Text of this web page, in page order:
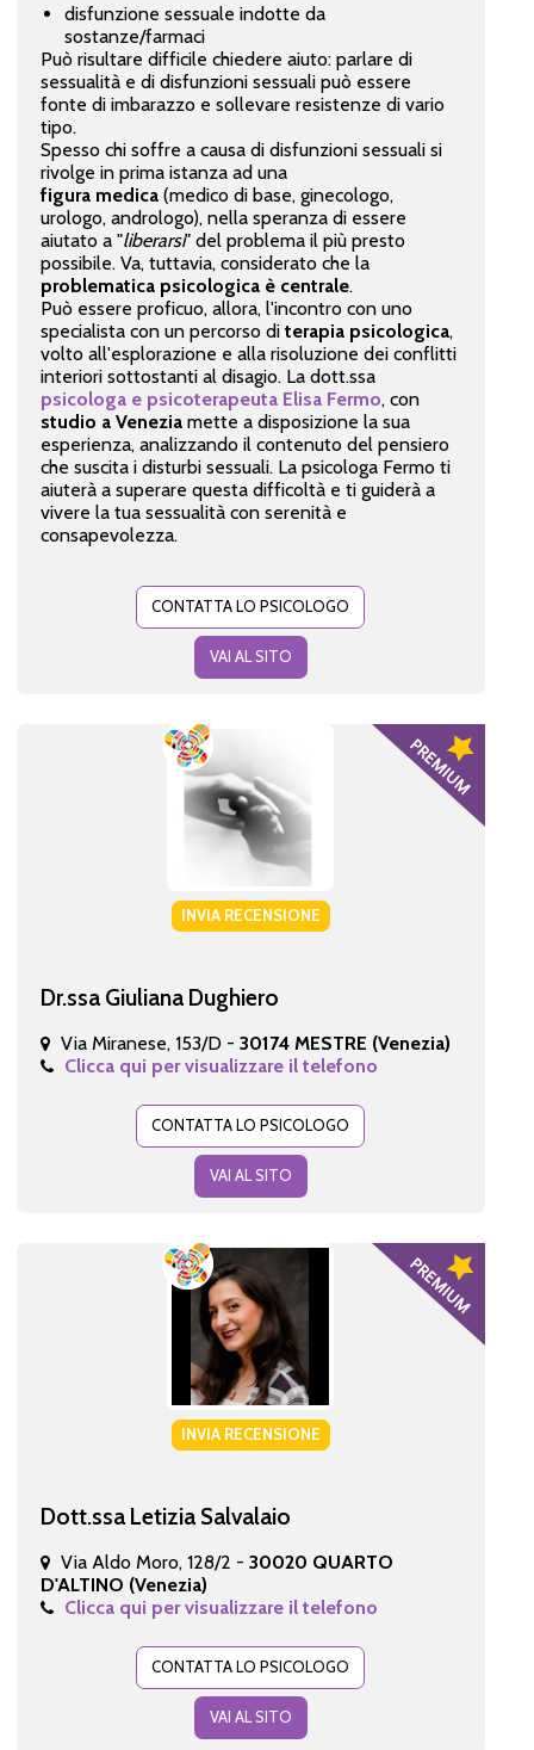
disfunzione sessuale indotte da
sostanze/farmaci
Può risultare difficile chiedere aiuto: parlare di
sessualità e di disfunzioni sessuali può essere
fonte di imbarazzo e sollevare resistenze di vario
tipo.
Spesso chi soffre a causa di disfunzioni sessuali si
rivolge in prima istanza ad una
figura medica(medico di base, ginecologo,
urologo, andrologo), nella speranza di essere
aiutato a "liberarsi" del problema il più presto
possibile. Va, tuttavia, considerato che la
problematica psicologica è centrale.
Può essere proficuo, allora, l'incontro con uno
specialista con un percorso di terapia psicologica,
volto all'esplorazione e alla risoluzione dei conflitti
interiori sottostanti al disagio. La dott.ssa
psicologa e psicoterapeuta Elisa Fermo, con
studio a Veneziamette a disposizione la sua
esperienza, analizzando il contenuto del pensiero
che suscita i disturbi sessuali. La psicologa Fermo ti
aiuterà a superare questa difficoltà e ti guiderà a
vivere la tua sessualità con serenità e
consapevolezza.
CONTATTA LO PSICOLOGO
VAI AL SITO
INVIA RECENSIONE
Dr.ssa Giuliana Dughiero
Via Miranese, 153/D - 30174 MESTRE (Venezia)
Clicca qui per visualizzare il telefono
CONTATTA LO PSICOLOGO
VAI AL SITO
INVIA RECENSIONE
Dott.ssa Letizia Salvalaio
Via Aldo Moro, 128/2 - 30020 QUARTO
D'ALTINO (Venezia)
Clicca qui per visualizzare il telefono
CONTATTA LO PSICOLOGO
VAI AL SITO